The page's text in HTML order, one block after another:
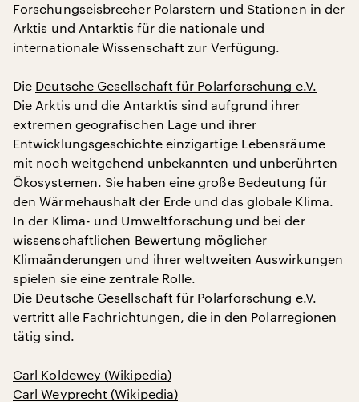
Forschungseisbrecher Polarstern und Stationen in der
Arktis und Antarktis für die nationale und
internationale Wissenschaft zur Verfügung.
Die Deutsche Gesellschaft für Polarforschung e.V.
Die Arktis und die Antarktis sind aufgrund ihrer
extremen geografischen Lage und ihrer
Entwicklungsgeschichte einzigartige Lebensräume
mit noch weitgehend unbekannten und unberührten
Ökosystemen. Sie haben eine große Bedeutung für
den Wärmehaushalt der Erde und das globale Klima.
In der Klima- und Umweltforschung und bei der
wissenschaftlichen Bewertung möglicher
Klimaänderungen und ihrer weltweiten Auswirkungen
spielen sie eine zentrale Rolle.
Die Deutsche Gesellschaft für Polarforschung e.V.
vertritt alle Fachrichtungen, die in den Polarregionen
tätig sind.
Carl Koldewey (Wikipedia)
Carl Weyprecht (Wikipedia)